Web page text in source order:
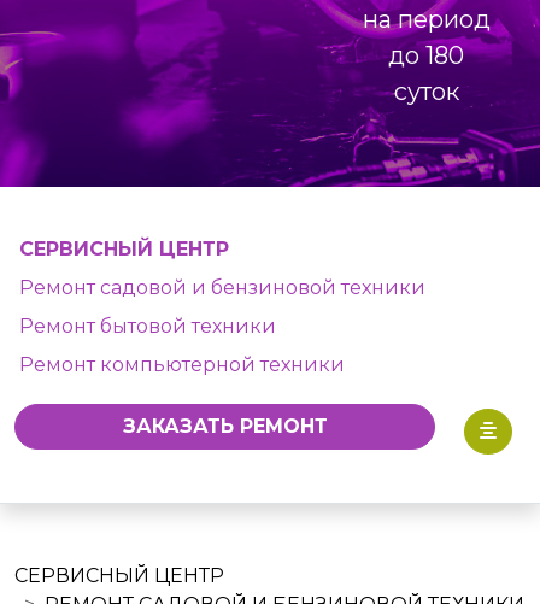
на период
до 180
суток
СЕРВИСНЫЙ ЦЕНТР
Ремонт садовой и бензиновой техники
Ремонт бытовой техники
Ремонт компьютерной техники
ЗАКАЗАТЬ РЕМОНТ
СЕРВИСНЫЙ ЦЕНТР